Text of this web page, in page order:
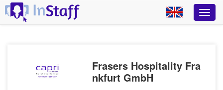
Frasers Hospitality Fra
nkfurt GmbH